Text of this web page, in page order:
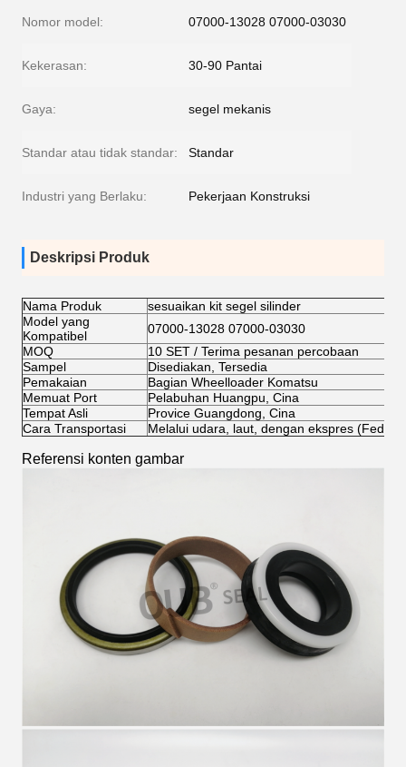
Nomor model: 07000-13028 07000-03030
Kekerasan: 30-90 Pantai
Gaya: segel mekanis
Standar atau tidak standar: Standar
Industri yang Berlaku: Pekerjaan Konstruksi
Deskripsi Produk
Nama Produk
sesuaikan kit segel silinder
Model yang
Kompatibel
07000-13028 07000-03030
MOQ
10 SET / Terima pesanan percobaan
Sampel
Disediakan, Tersedia
Pemakaian
Bagian Wheelloader Komatsu
Memuat Port
Pelabuhan Huangpu, Cina
Tempat Asli
Provice Guangdong, Cina
Cara Transportasi
Melalui udara, laut, dengan ekspres
Referensi konten gambar